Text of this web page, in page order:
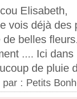
Elisabeth,
vois déjà des
de belles
.... Ici
de pluie
par : Petits